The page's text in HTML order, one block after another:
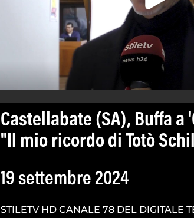
Castellabate (SA), Buffa a
"Il mio ricordo di Totò
19 settembre 2024
STILETV HD CANALE 78 DEL DIGITALE